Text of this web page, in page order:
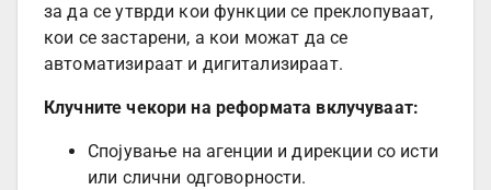
за да се утврди кои функции се преклопуваат,
кои се застарени, а кои можат да се
автоматизираат и дигитализираат.
Клучните чекори на реформата вклучуваат:
Спојување на агенции и дирекции со исти
или слични одговорности.